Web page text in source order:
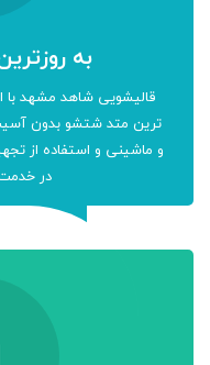
به
قالیشویی شاهد مشهد با
ترین متد شتشو بدون
و ماشینی و استفاده از
در